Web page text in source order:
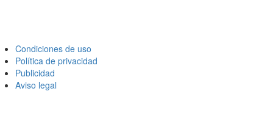
Condiciones de uso
Política de privacidad
Publicidad
Aviso legal